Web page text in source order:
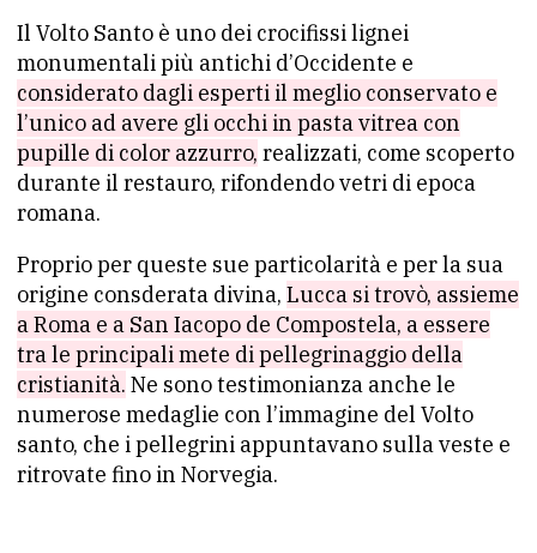
Il Volto Santo è uno dei crocifissi lignei
monumentali più antichi d’Occidente e
considerato dagli esperti il meglio conservato e
l’unico ad avere gli occhi in pasta vitrea con
pupille di color azzurro, realizzati, come scoperto
durante il restauro, rifondendo vetri di epoca
romana.
Proprio per queste sue particolarità e per la sua
origine consderata divina, Lucca si trovò, assieme
a Roma e a San Iacopo de Compostela, a essere
tra le principali mete di pellegrinaggio della
cristianità. Ne sono testimonianza anche le
numerose medaglie con l’immagine del Volto
santo, che i pellegrini appuntavano sulla veste e
ritrovate fino in Norvegia.